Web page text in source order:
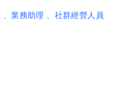
、業務助理 、社群經營人員